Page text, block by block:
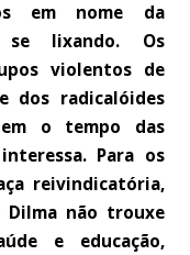
em nome da
se lixando. Os
violentos de
dos radicalóides
o tempo das
Para os
reivindicatória,
Dilma não trouxe
e educação,